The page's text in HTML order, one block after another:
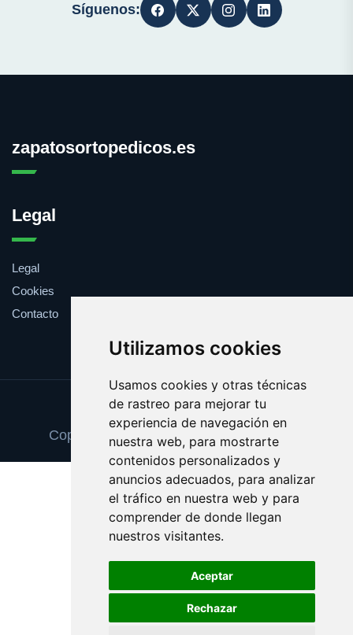
Utilizamos cookies
Usamos cookies y otras técnicas
de rastreo para mejorar tu
experiencia de navegación en
nuestra web, para mostrarte
contenidos personalizados y
anuncios adecuados, para analizar
el tráfico en nuestra web y para
comprender de donde llegan
nuestros visitantes.
Aceptar
Rechazar
Síguenos:
zapatosortopedicos.es
Legal
Legal
Cookies
Contacto
Update cookies preferences
Copyright © 2025 zapatosortopedicos.es